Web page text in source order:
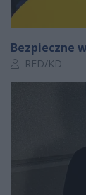
Bezpieczne
Autor artykułu:
RED/KD